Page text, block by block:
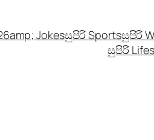
Jokesසුපිරි Sportsසුපිරි
සුපිරි